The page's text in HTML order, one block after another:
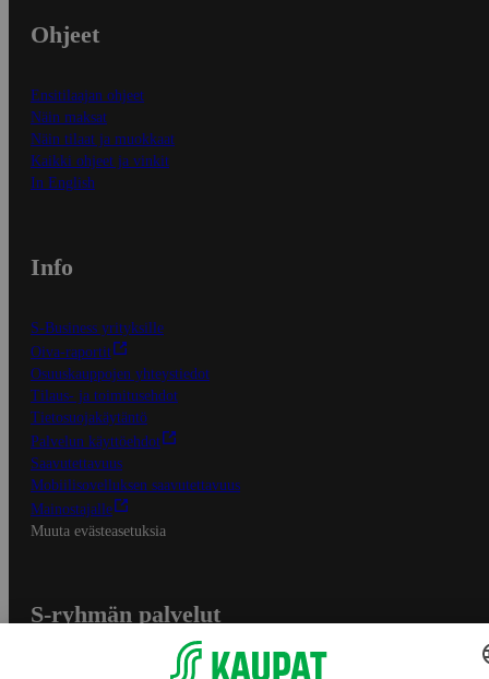
Ohjeet
Ensitilaajan ohjeet
Näin maksat
Näin tilaat ja muokkaat
Kaikki ohjeet ja vinkit
In English
Info
S-Business yrityksille
Oiva-raportit
Osuuskauppojen yhteystiedot
Tilaus- ja toimitusehdot
Tietosuojakäytäntö
Palvelun käyttöehdot
Saavutettavuus
Mobiilisovelluksen saavutettavuus
Mainostajalle
Muuta evästeasetuksia
S-ryhmän palvelut